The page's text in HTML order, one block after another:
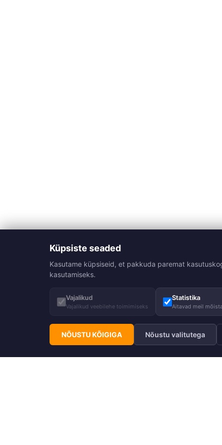
Küpsiste seaded
Kasutame küpsiseid, et pakkuda paremat
kasutamiseks.
Vajalikud
Vajalikud veebilehe toimimiseks
Statistika
Aitavad meil
NÕUSTU KÕIGIGA Nõustu valitutega